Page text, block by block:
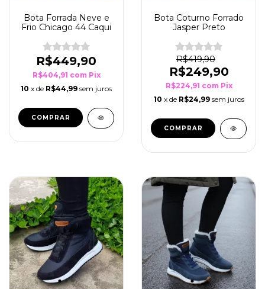
Bota Forrada Neve e
Frio Chicago 44 Caqui
R$449,90
R$404,91 com Pix
10 x de R$44,99 sem juros
COMPRAR
Bota Coturno Forrado
Jasper Preto
R$419,90
R$249,90
R$224,91 com Pix
10 x de R$24,99 sem juros
COMPRAR